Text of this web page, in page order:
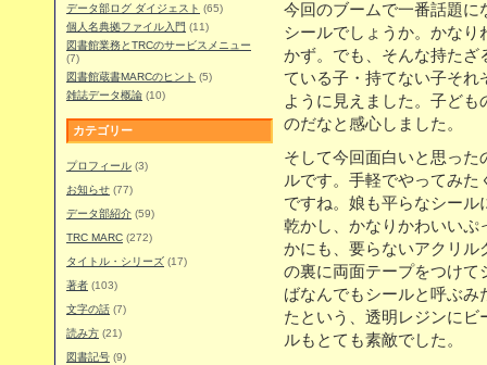
データ部ログ ダイジェスト (65)
個人名典拠ファイル入門 (11)
図書館業務とTRCのサービスメニュー
(7)
図書館蔵書MARCのヒント (5)
雑誌データ概論 (10)
カテゴリー
プロフィール (3)
お知らせ (77)
データ部紹介 (59)
TRC MARC (272)
タイトル・シリーズ (17)
著者 (103)
文字の話 (7)
読み方 (21)
図書記号 (9)
今回のブームで一番話題に
シールでしょうか。かな
かず。でも、そんな持たざ
ている子・持てない子それ
ように見えました。子ど
のだなと感心しました。
そして今回面白いと思っ
ルです。手軽でやってみ
ですね。娘も平らなシー
乾かし、かなりかわいいぷ
かにも、要らないアクリル
の裏に両面テープをつけて
ばなんでもシールと呼ぶ
たという、透明レジンに
ルもとても素敵でした。